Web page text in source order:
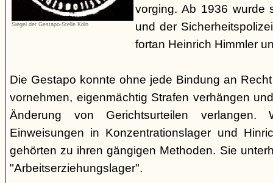
Siegel der Gestapo-Stelle Köln
vorging. Ab 1936 wurde
und der
fortan Heinrich Himmler
Die Gestapo konnte ohne jede Bindung an
vornehmen, eigenmächtig Strafen verhängen
Änderung von Gerichtsurteilen verlangen.
Einweisungen in Konzentrationslager und
gehörten zu ihren gängigen Methoden. Sie
"Arbeitserziehungslager".